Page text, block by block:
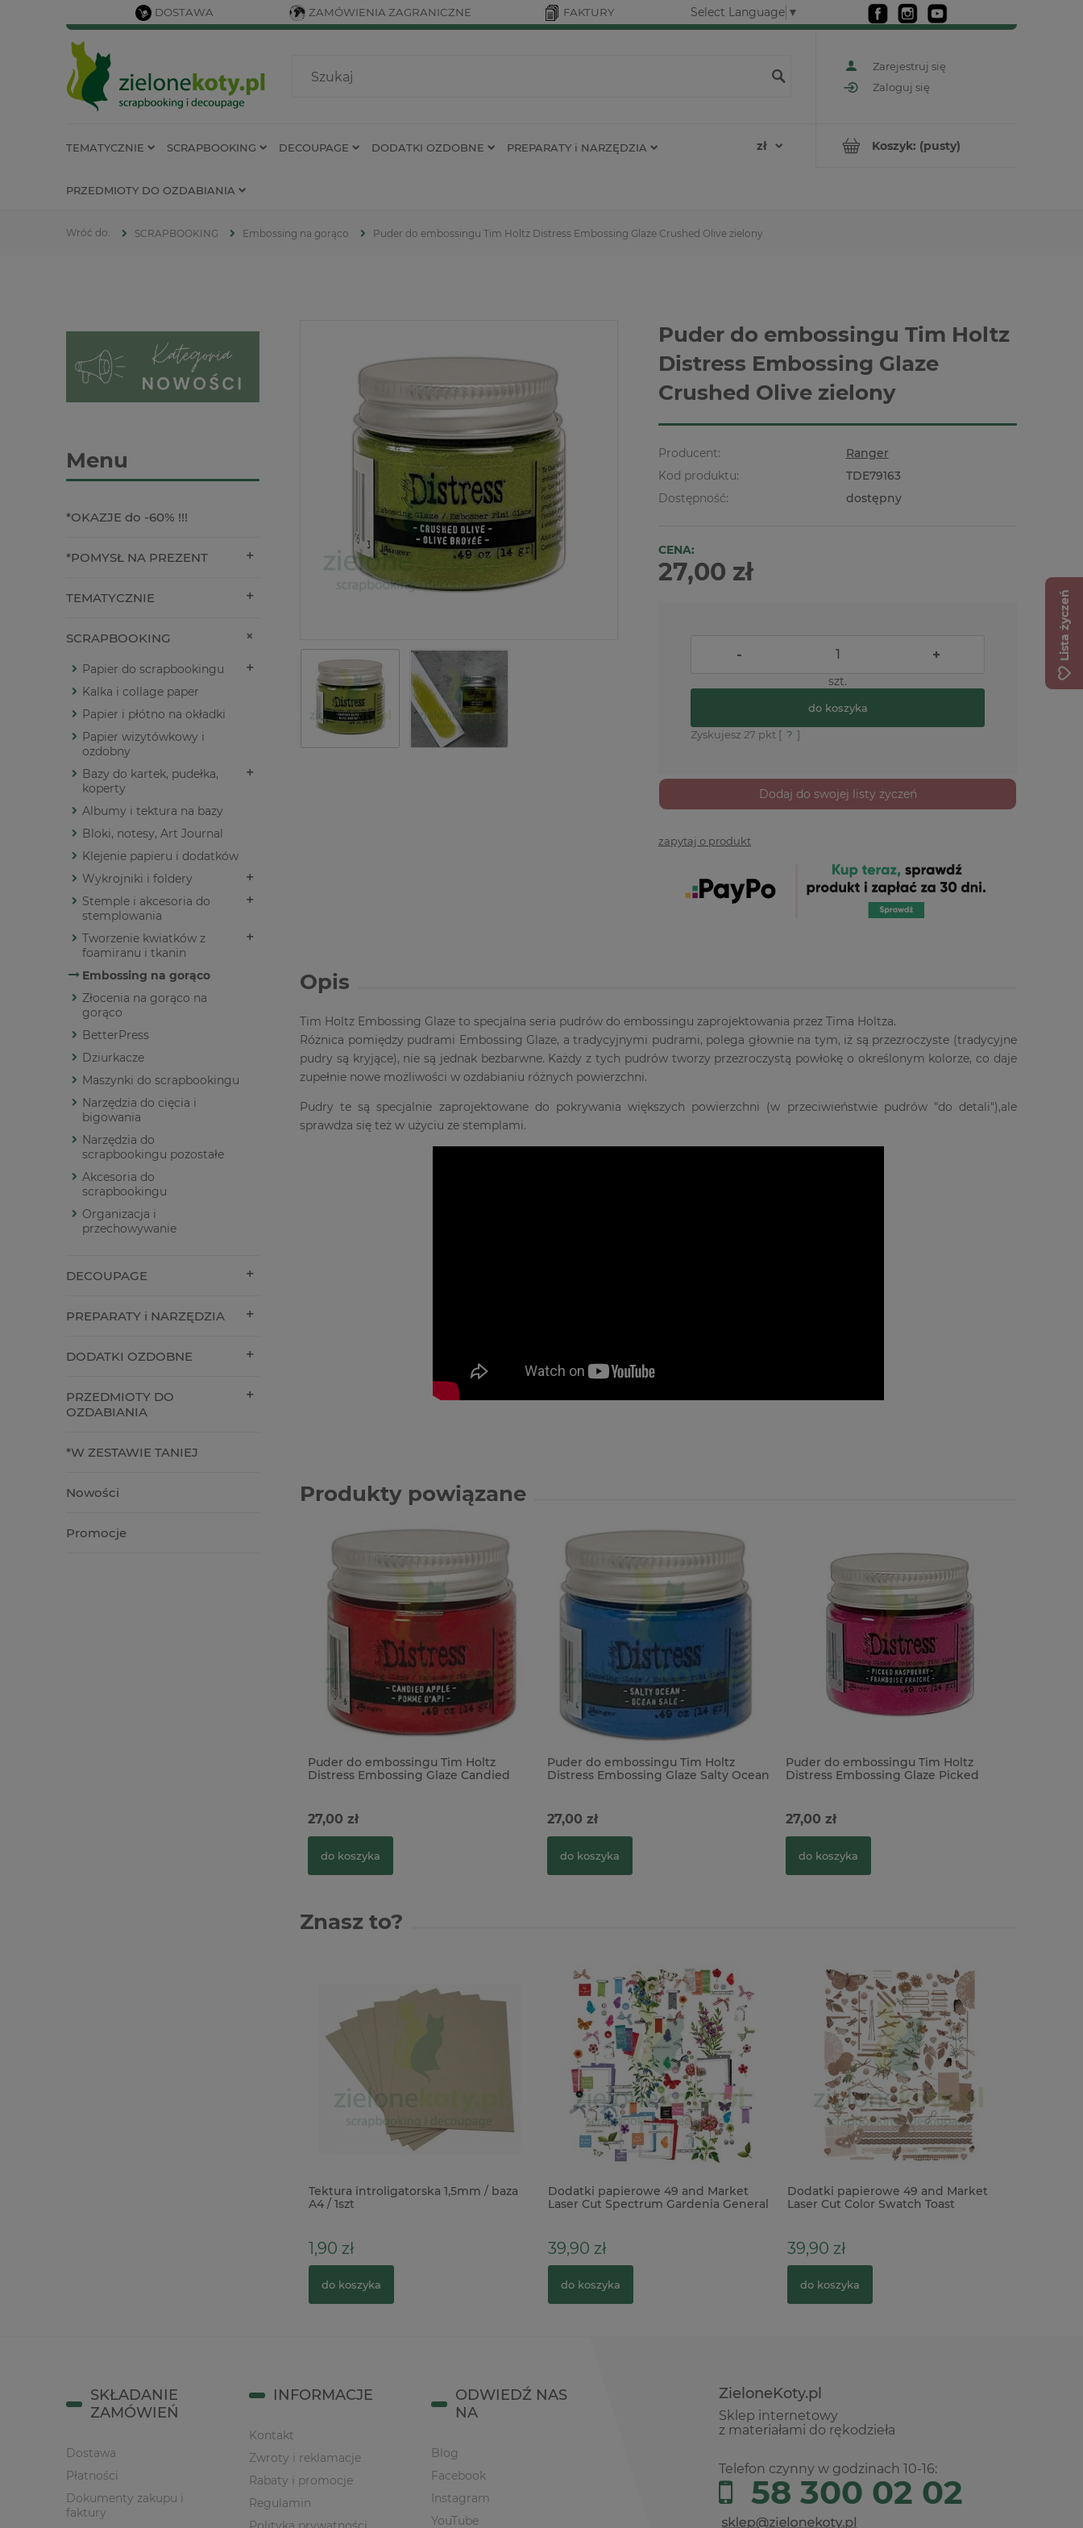
DOSTAWA ZAMÓWIENIA ZAGRANICZNE FAKTURY Select Language ▼
Zarejestruj się
Zaloguj się
Koszyk: (pusty)
TEMATYCZNIE SCRAPBOOKING DECOUPAGE DODATKI OZDOBNE PREPARATY i NARZĘDZIA
PRZEDMIOTY DO OZDABIANIA
SCRAPBOOKING Embossing na gorąco Puder do embossingu Tim Holtz Distress Embossing Glaze Crushed Olive zielony
Menu
*OKAZJE do -60% !!!
*POMYSŁ NA PREZENT
TEMATYCZNIE
SCRAPBOOKING
Papier do scrapbookingu
Kalka i collage paper
Papier i płótno na okładki
Papier wizytówkowy i
ozdobny
Bazy do kartek, pudełka,
koperty
Albumy i tektura na bazy
Bloki, notesy, Art Journal
Klejenie papieru i dodatków
Wykrojniki i foldery
Stemple i akcesoria do
stemplowania
Tworzenie kwiatków z
foamiranu i tkanin
Embossing na gorąco
Złocenia na gorąco na
gorąco
BetterPress
Dziurkacze
Maszynki do scrapbookingu
Narzędzia do cięcia i
bigowania
Narzędzia do
scrapbookingu pozostałe
Akcesoria do
scrapbookingu
Organizacja i
przechowywanie
DECOUPAGE
PREPARATY i NARZĘDZIA
DODATKI OZDOBNE
PRZEDMIOTY DO
OZDABIANIA
*W ZESTAWIE TANIEJ
Nowości
Promocje
Puder do embossingu Tim Holtz
Distress Embossing Glaze
Crushed Olive zielony
Producent:
Ranger
Kod produktu:
TDE79163
Dostępność:
dostępny
CENA:
27,00 zł
- +
szt.
do koszyka
Zyskujesz 27 pkt [ ? ]
Dodaj do swojej listy życzeń
zapytaj o produkt
Opis
Tim Holtz Embossing Glaze to specjalna seria pudrów do embossingu zaprojektowania przez Tima Holtza.
Różnica pomiędzy pudrami Embossing Glaze, a tradycyjnymi pudrami, polega głownie na tym, iż są przezroczyste (tradycyjne
pudry są kryjące), nie są jednak bezbarwne. Każdy z tych pudrów tworzy przezroczystą powłokę o określonym kolorze, co daje
zupełnie nowe możliwości w ozdabianiu różnych powierzchni.
Pudry te są specjalnie zaprojektowane do pokrywania większych powierzchni (w przeciwieństwie pudrów "do detali"),ale
sprawdza się też w użyciu ze stemplami.
Produkty powiązane
Puder do embossingu Tim Holtz
Distress Embossing Glaze Candied
27,00 zł
do koszyka
Puder do embossingu Tim Holtz
Distress Embossing Glaze Salty Ocean
27,00 zł
do koszyka
Puder do embossingu Tim Holtz
Distress Embossing Glaze Picked
27,00 zł
do koszyka
Znasz to?
Tektura introligatorska 1,5mm / baza
A4 / 1szt
1,90 zł
do koszyka
Dodatki papierowe 49 and Market
Laser Cut Spectrum Gardenia General
39,90 zł
do koszyka
Dodatki papierowe 49 and Market
Laser Cut Color Swatch Toast
39,90 zł
do koszyka
ZieloneKoty.pl
Sklep internetowy
z materiałami do rękodzieła
Telefon czynny w godzinach 10-16:
58 300 02 02
SKŁADANIE
ZAMÓWIEŃ
Dostawa
Płatności
Dokumenty zakupu i
faktury
INFORMACJE
Kontakt
Zwroty i reklamacje
Rabaty i promocje
Regulamin
ODWIEDŹ NAS
NA
Blog
Facebook
Instagram
YouTube
Lista życzeń